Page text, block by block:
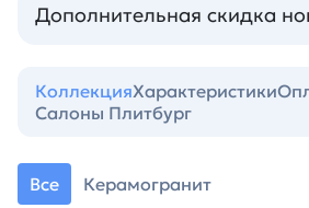
Дополнительная скидка
КоллекцияХарактеристики
Салоны Плитбург
Все Керамогранит